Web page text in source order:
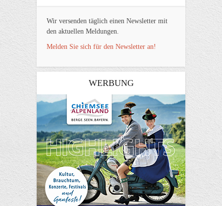
Wir versenden täglich einen Newsletter mit
den aktuellen Meldungen.
Melden Sie sich für den Newsletter an!
WERBUNG